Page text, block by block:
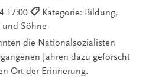
17:00
Kategorie: Bildung,
und Söhne
die Nationalsozialisten
Jahren dazu geforscht
Ort der Erinnerung.